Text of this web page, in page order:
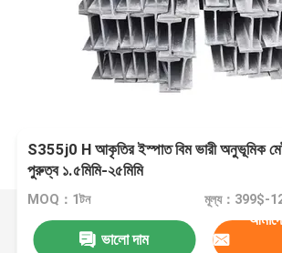
S355j0 H আকৃতির ইস্পাত বিম ভারী অনুভূমিক
পুরুত্ব ১.৫মিমি-২৫মিমি
MOQ：1টন মূল্য：399$-
ভালো দাম